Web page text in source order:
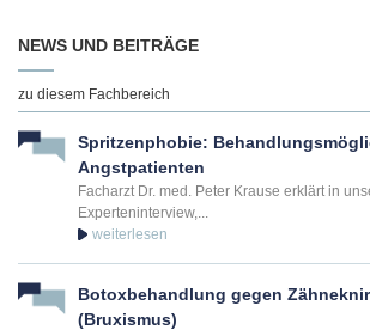
NEWS UND BEITRÄGE
zu diesem Fachbereich
Spritzenphobie:
Angstpatienten
Facharzt Dr. med. Peter Krause erklärt in
Experteninterview,...
Botoxbehandlung gegen
(Bruxismus)